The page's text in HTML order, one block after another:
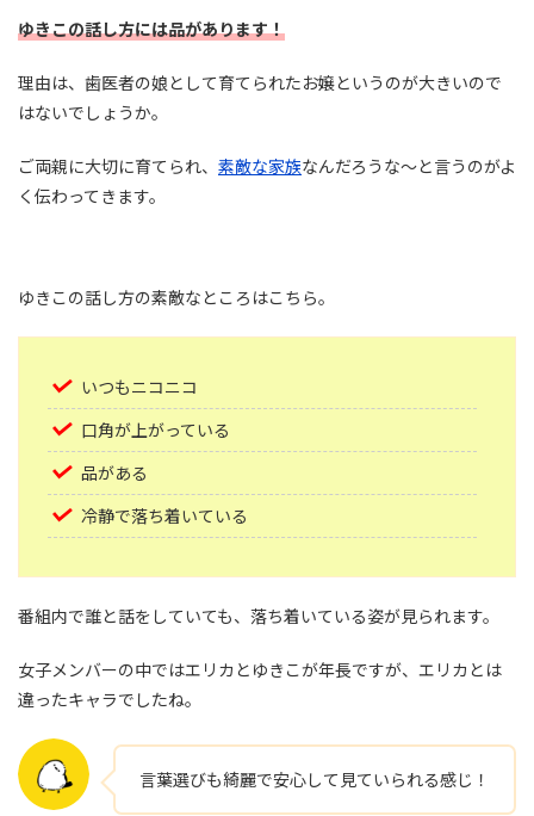
ゆきこの話し方には品があります！
理由は、歯医者の娘として育てられたお嬢というのが大きいので
はないでしょうか。
ご両親に大切に育てられ、 素敵な家族なんだろうな～と言うのがよ
く伝わってきます。
ゆきこの話し方の素敵なところはこちら。
いつもニコニコ
口角が上がっている
品がある
冷静で落ち着いている
番組内で誰と話をしていても、落ち着いている姿が見られます。
女子メンバーの中ではエリカとゆきこが年長ですが、エリカとは
違ったキャラでしたね。
言葉選びも綺麗で安心して見ていられる感じ！